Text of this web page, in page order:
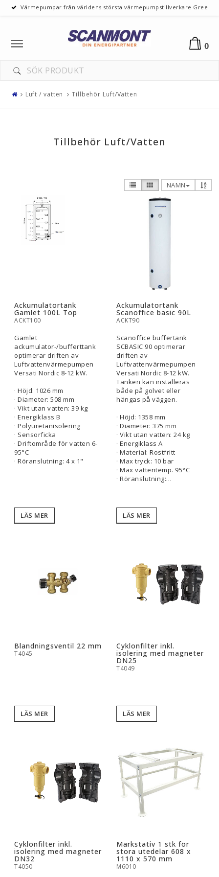
Värmepumpar från världens största värmepumpstillverkare Gree
0
Toggle
navigation
Luft / vatten Tillbehör Luft/Vatten
Tillbehör Luft/Vatten
NAMN
Ackumulatortank
Gamlet 100L Top
ACKT100
Gamlet
ackumulator-/bufferttank
optimerar driften av
Luftvattenvärmepumpen
Versati Nordic 8-12 kW.
· Höjd: 1026 mm
· Diameter: 508 mm
· Vikt utan vatten: 39 kg
· Energiklass B
· Polyuretanisolering
· Sensorficka
· Driftområde för vatten 6-
95°C
· Röranslutning: 4 x 1"
LÄS MER
Ackumulatortank
Scanoffice basic 90L
ACKT90
Scanoffice buffertank
SCBASIC 90 optimerar
driften av
Luftvattenvärmepumpen
Versati Nordic 8-12 kW.
Tanken kan installeras
både på golvet eller
hängas på väggen.
· Höjd: 1358 mm
· Diameter: 375 mm
· Vikt utan vatten: 24 kg
· Energiklass A
· Material: Rostfritt
· Max tryck: 10 bar
· Max vattentemp. 95°C
· Röranslutning:…
LÄS MER
Blandningsventil 22 mm
T4045
LÄS MER
Cyklonfilter inkl.
isolering med magneter
DN25
T4049
LÄS MER
Cyklonfilter inkl.
isolering med magneter
DN32
T4050
Markstativ 1 stk för
stora utedelar 608 x
1110 x 570 mm
M6010